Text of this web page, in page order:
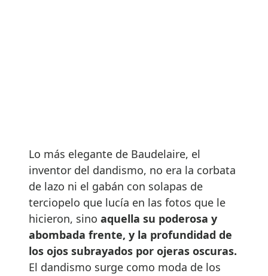
Lo más elegante de Baudelaire, el
inventor del dandismo, no era la corbata
de lazo ni el gabán con solapas de
terciopelo que lucía en las fotos que le
hicieron, sino aquella su poderosa y
abombada frente, y la profundidad de
los ojos subrayados por ojeras oscuras.
El dandismo surge como moda de los